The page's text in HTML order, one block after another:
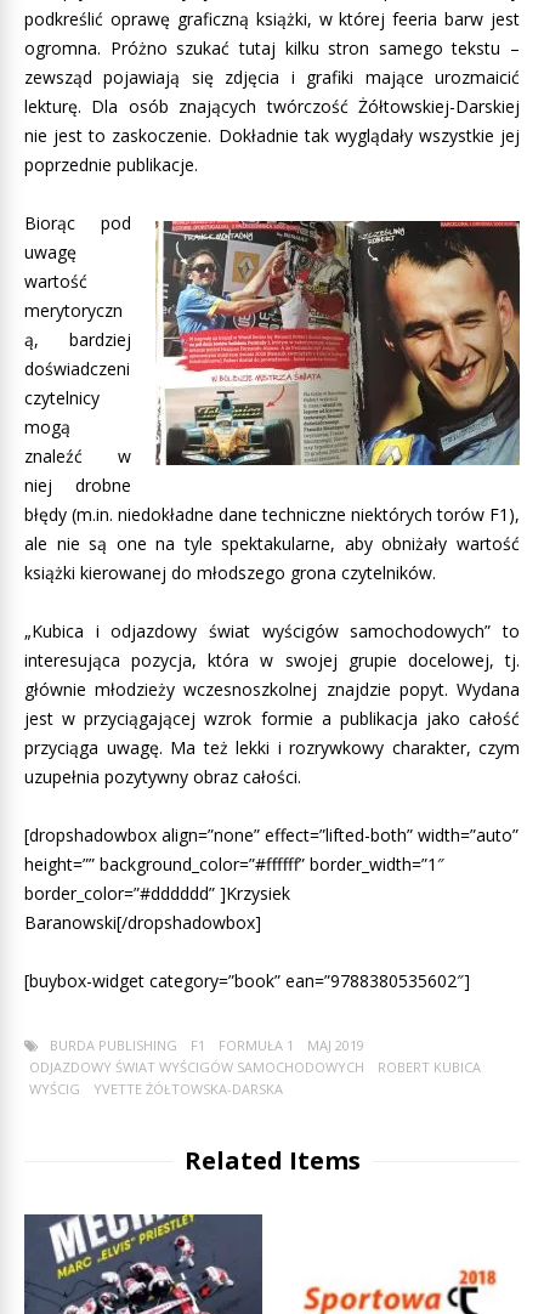
podkreślić oprawę graficzną książki, w której feeria barw jest
ogromna. Próżno szukać tutaj kilku stron samego tekstu –
zewsząd pojawiają się zdjęcia i grafiki mające urozmaicić
lekturę. Dla osób znających twórczość Żółtowskiej-Darskiej
nie jest to zaskoczenie. Dokładnie tak wyglądały wszystkie jej
poprzednie publikacje.
Biorąc pod
uwagę
wartość
merytoryczn
ą, bardziej
doświadczeni
czytelnicy
mogą
znaleźć w
niej drobne
błędy (m.in. niedokładne dane techniczne niektórych torów F1),
ale nie są one na tyle spektakularne, aby obniżały wartość
książki kierowanej do młodszego grona czytelników.
„Kubica i odjazdowy świat wyścigów samochodowych” to
interesująca pozycja, która w swojej grupie docelowej, tj.
głównie młodzieży wczesnoszkolnej znajdzie popyt. Wydana
jest w przyciągającej wzrok formie a publikacja jako całość
przyciąga uwagę. Ma też lekki i rozrywkowy charakter, czym
uzupełnia pozytywny obraz całości.
[dropshadowbox align=”none” effect=”lifted-both” width=”auto”
height=”” background_color=”#ffffff” border_width=”1″
border_color=”#dddddd” ]Krzysiek
Baranowski[/dropshadowbox]
[buybox-widget category=”book” ean=”9788380535602″]
BURDA PUBLISHING F1 FORMUŁA 1
MAJ 2019
ODJAZDOWY ŚWIAT WYŚCIGÓW SAMOCHODOWYCH
ROBERT KUBICA
WYŚCIG
YVETTE ŻÓŁTOWSKA-DARSKA
Related Items